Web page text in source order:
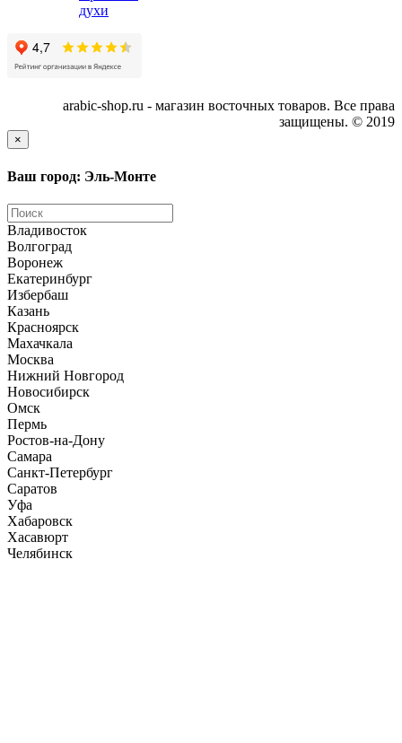
духи
arabic-shop.ru - магазин восточных товаров. Все права
защищены. © 2019
×
Ваш город: Эль-Монте
Владивосток
Волгоград
Воронеж
Екатеринбург
Избербаш
Казань
Красноярск
Махачкала
Москва
Нижний Новгород
Новосибирск
Омск
Пермь
Ростов-на-Дону
Самара
Санкт-Петербург
Саратов
Уфа
Хабаровск
Хасавюрт
Челябинск